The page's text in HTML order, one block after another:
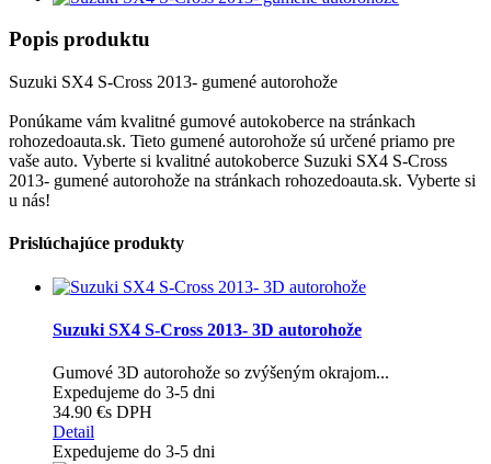
Popis produktu
Suzuki SX4 S-Cross 2013- gumené autorohože
Ponúkame vám kvalitné gumové autokoberce na stránkach
rohozedoauta.sk. Tieto gumené autorohože sú určené priamo pre
vaše auto. Vyberte si kvalitné autokoberce Suzuki SX4 S-Cross
2013- gumené autorohože na stránkach rohozedoauta.sk. Vyberte si
u nás!
Prislúchajúce produkty
Suzuki SX4 S-Cross 2013- 3D autorohože
Gumové 3D autorohože so zvýšeným okrajom...
Expedujeme do 3-5 dni
34.90 €s DPH
Detail
Expedujeme do 3-5 dni